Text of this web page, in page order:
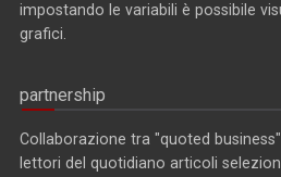
impostando le variabili è possibile
grafici.
partnership
Collaborazione tra "quoted
lettori del quotidiano articoli